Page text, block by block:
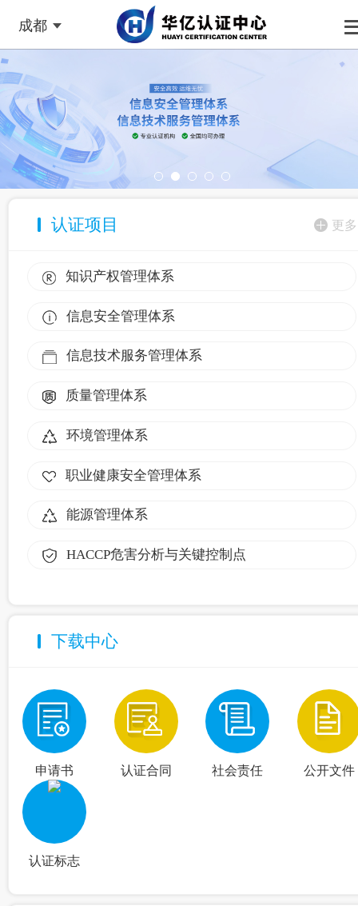
成都
认证项目 更多
知识产权管理体系
信息安全管理体系
信息技术服务管理体系
质量管理体系
环境管理体系
职业健康安全管理体系
能源管理体系
HACCP危害分析与关键控制点
下载中心
申请书 认证合同 社会责任 公开文件
认证标志